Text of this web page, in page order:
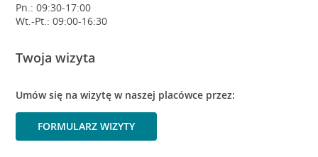
Pn.: 09:30-17:00
Wt.-Pt.: 09:00-16:30
Twoja wizyta
Umów się na wizytę w naszej placówce przez:
FORMULARZ WIZYTY